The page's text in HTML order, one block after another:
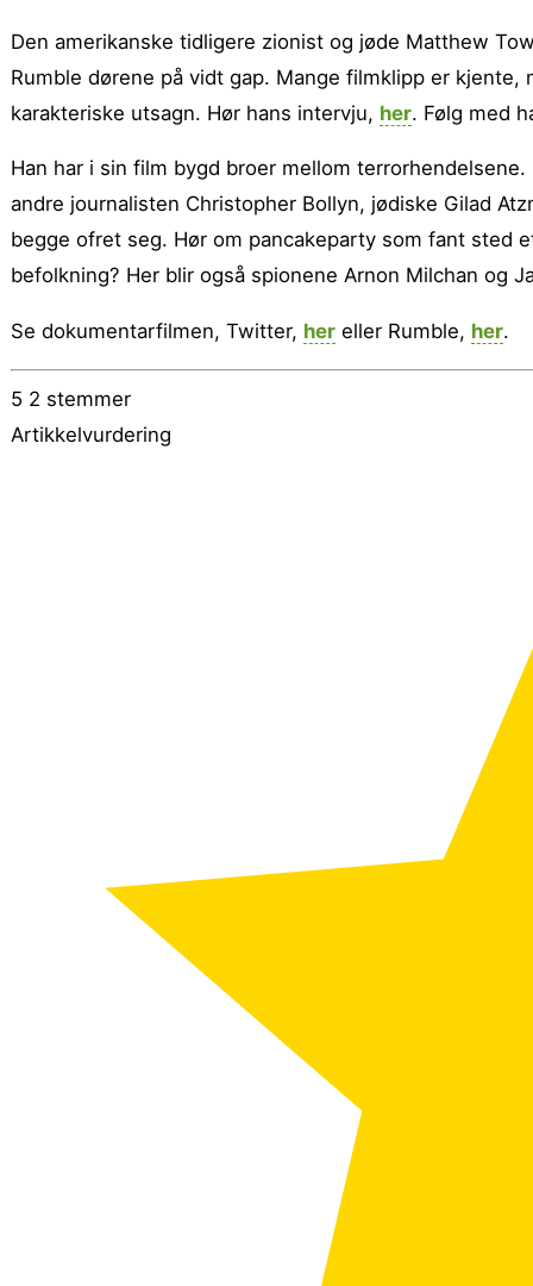
Den amerikanske tidligere zionist og jøde Matthew
Rumble dørene på vidt gap. Mange filmklipp er
karakteriske utsagn. Hør hans intervju, her. Følg med
Han har i sin film bygd broer mellom
andre journalisten Christopher Bollyn, jødiske Gilad
begge ofret seg. Hør om pancakeparty som fant sted
befolkning? Her blir også spionene Arnon Milchan og
Se dokumentarfilmen, Twitter, her eller Rumble, her.
5 2 stemmer
Artikkelvurdering